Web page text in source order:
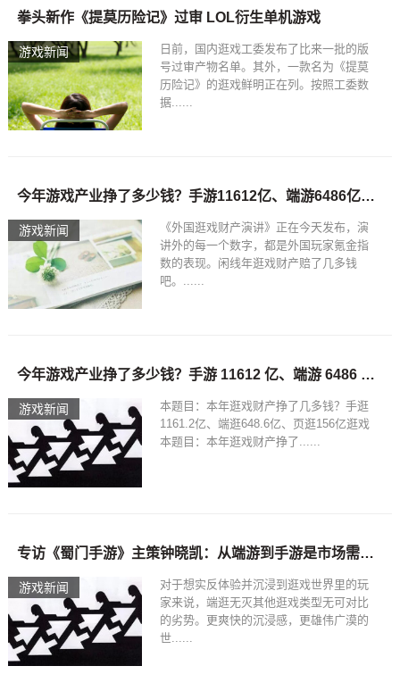
游戏新闻
拳头新作《提莫历险记》过审 LOL衍生单机游戏
日前，国内逛戏工委发布了比来一批的版
号过审产物名单。其外，一款名为《提莫
历险记》的逛戏鲜明正在列。按照工委数
据......
游戏新闻
今年游戏产业挣了多少钱？手游11612亿、端游6486亿、页游156亿2017/12/20
《外国逛戏财产演讲》正在今天发布，演
讲外的每一个数字，都是外国玩家氪金指
数的表现。闲线年逛戏财产赔了几多钱
吧。......
游戏新闻
今年游戏产业挣了多少钱？手游 11612 亿、端游 6486 亿、页游 156 亿_
本题目：本年逛戏财产挣了几多钱？手逛
1161.2亿、端逛648.6亿、页逛156亿逛戏
本题目：本年逛戏财产挣了......
游戏新闻
专访《蜀门手游》主策钟晓凯：从端游到手游是市场需求更是情怀之作 18183手机游戏第一门户
对于想实反体验并沉浸到逛戏世界里的玩
家来说，端逛无灭其他逛戏类型无可对比
的劣势。更爽快的沉浸感，更雄伟广漠的
世......